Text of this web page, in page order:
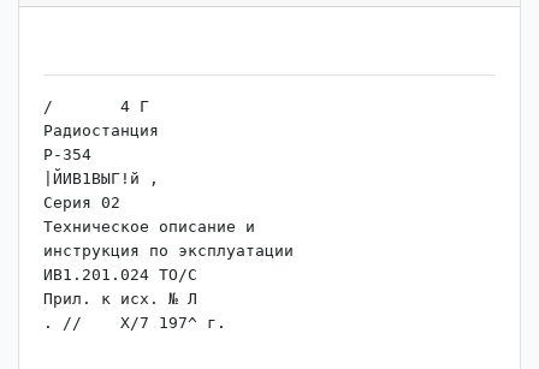
/	4 Г
Радиостанция
P-354
|ЙИВ1ВЫГ!й ,
Серия 02
Техническое описание и
инструкция по эксплуатации
ИВ1.201.024 ТО/С
Прил. к исх. № Л
. // 	Х/7 197^ г.